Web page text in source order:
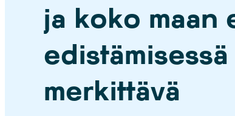
ja koko maan
merkittävä